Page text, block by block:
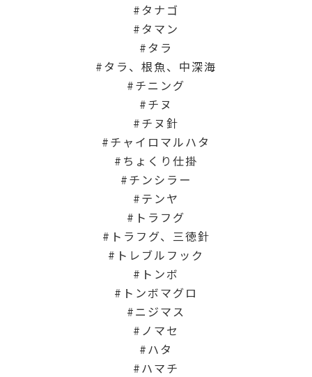
タナゴ
タマン
タラ
タラ、根魚、中深海
チニング
チヌ
チヌ針
チャイロマルハタ
ちょくり仕掛
チンシラー
テンヤ
トラフグ
トラフグ、三徳針
トレブルフック
トンボ
トンボマグロ
ニジマス
ノマセ
ハタ
ハマチ